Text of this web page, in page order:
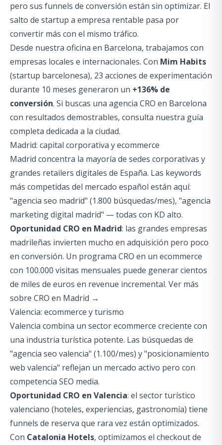
pero sus funnels de conversión están sin optimizar. El
salto de startup a empresa rentable pasa por
convertir más con el mismo tráfico.
Desde nuestra oficina en Barcelona, trabajamos con
empresas locales e internacionales. Con Mim Habits
(startup barcelonesa), 23 acciones de experimentación
durante 10 meses generaron un +136% de
conversión. Si buscas una agencia CRO en Barcelona
con resultados demostrables, consulta nuestra guía
completa dedicada a la ciudad.
Madrid: capital corporativa y ecommerce
Madrid concentra la mayoría de sedes corporativas y
grandes retailers digitales de España. Las keywords
más competidas del mercado español están aquí:
"agencia seo madrid" (1.800 búsquedas/mes), "agencia
marketing digital madrid" — todas con KD alto.
Oportunidad CRO en Madrid: las grandes empresas
madrileñas invierten mucho en adquisición pero poco
en conversión. Un programa CRO en un ecommerce
con 100.000 visitas mensuales puede generar cientos
de miles de euros en revenue incremental. Ver más
sobre CRO en Madrid →
Valencia: ecommerce y turismo
Valencia combina un sector ecommerce creciente con
una industria turística potente. Las búsquedas de
"agencia seo valencia" (1.100/mes) y "posicionamiento
web valencia" reflejan un mercado activo pero con
competencia SEO media.
Oportunidad CRO en Valencia: el sector turístico
valenciano (hoteles, experiencias, gastronomía) tiene
funnels de reserva que rara vez están optimizados.
Con Catalonia Hotels, optimizamos el checkout de